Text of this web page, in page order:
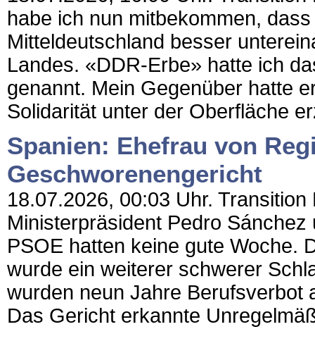
habe ich nun mitbekommen,
Mitteldeutschland besser
Landes. «DDR-Erbe» hatte ich
genannt. Mein Gegenüber hatte
Solidarität unter der Oberfläche
Spanien: Ehefrau von
Geschworenengericht
18.07.2026, 00:03 Uhr.
Ministerpräsident Pedro
PSOE hatten keine gute Woche.
wurde ein weiterer schwerer
wurden neun Jahre Berufsverbot
Das Gericht erkannte